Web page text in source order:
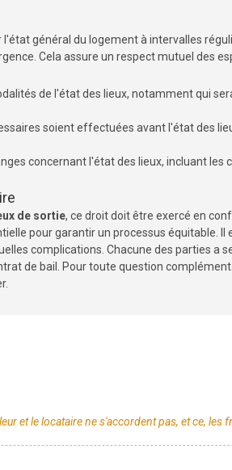
général du logement à intervalles
Cela assure un respect mutuel des
de l'état des lieux, notamment qui
soient effectuées avant l'état des
concernant l'état des lieux, incluant les
de sortie, ce droit doit être exercé en
pour garantir un processus équitable.
complications. Chacune des parties a
de bail. Pour toute question